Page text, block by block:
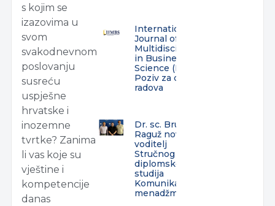
s kojim se
izazovima u
svom
svakodnevnom
poslovanju
susreću
uspješne
hrvatske i
inozemne
tvrtke? Zanima
li vas koje su
vještine i
kompetencije
danas
International
Journal of
Multidisciplinarity
in Business and
Science (IJMBS) –
Poziv za dostavu
radova
Dr. sc. Bruno
Raguž novi
voditelj
Stručnog
diplomskog
studija
Komunikacijski
menadžment